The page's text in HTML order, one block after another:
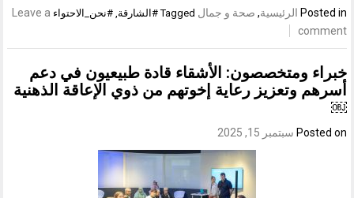
Posted in الرئيسية, صحة و جمال Tagged #الشارقة ,#نحن_الاحتواء Leave a
comment
خبراء ومتخصصون: الأشقاء قادة طبيعيون في دعم
أسرهم وتعزيز رعاية إخوتهم من ذوي الإعاقة الذهنية
￼
Posted on سبتمبر 15, 2025